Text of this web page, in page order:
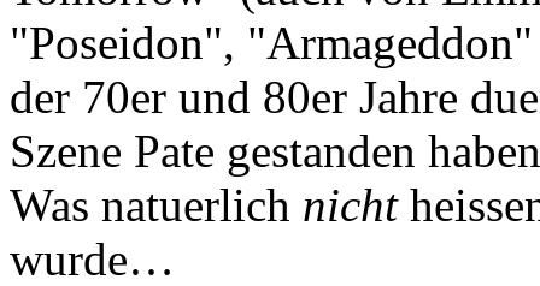
"Poseidon",
der 70er und 80er Jahre
Szene Pate gestanden
Was natuerlich nicht
wurde…